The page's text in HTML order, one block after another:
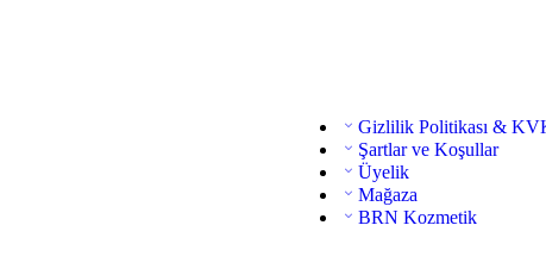
Gizlilik Politikası &
Şartlar ve Koşullar
Üyelik
Mağaza
BRN Kozmetik